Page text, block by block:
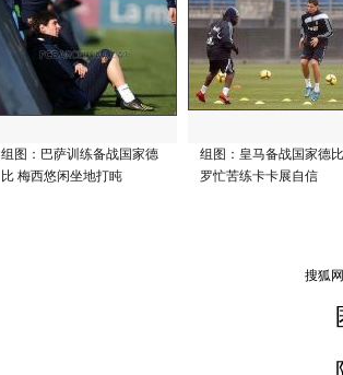
组图：巴萨训练备战国家德
比 梅西悠闲坐地打盹
组图：皇马备战国家德
罗忙苦练卡卡展自信